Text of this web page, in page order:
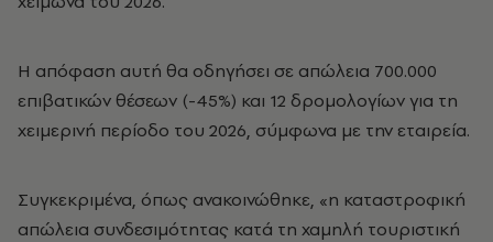
Η απόφαση αυτή θα οδηγήσει σε απώλεια 700.000
επιβατικών θέσεων (-45%) και 12 δρομολογίων για τη
χειμερινή περίοδο του 2026, σύμφωνα με την εταιρεία.
Συγκεκριμένα, όπως ανακοινώθηκε, «η καταστροφική
απώλεια συνδεσιμότητας κατά τη χαμηλή τουριστική